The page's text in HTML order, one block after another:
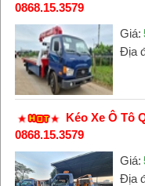
0868.15.3579
Giá:
Địa
Kéo Xe Ô Tô
0868.15.3579
Giá:
Địa